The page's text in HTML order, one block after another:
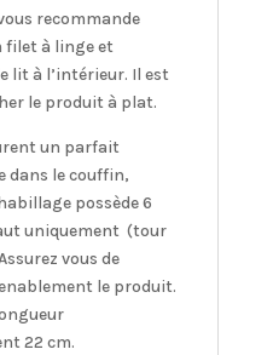
recommande
filet à linge et
lit à l’intérieur. Il est
le produit à plat.
un parfait
dans le couffin,
possède 6
uniquement (tour
vous de
le produit.
22 cm.